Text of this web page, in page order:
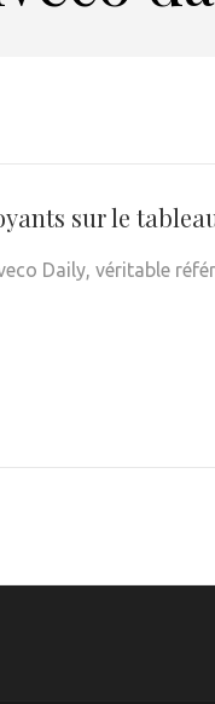
sur le
Daily, véritable